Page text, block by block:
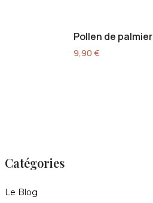
Pollen de palmier
9,90€
Catégories
Le Blog